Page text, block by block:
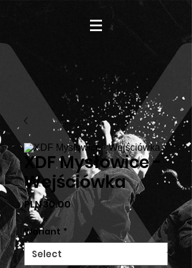
XDF Mysłowice -
Wejściówka
PLN 30.00Price
Wariant *